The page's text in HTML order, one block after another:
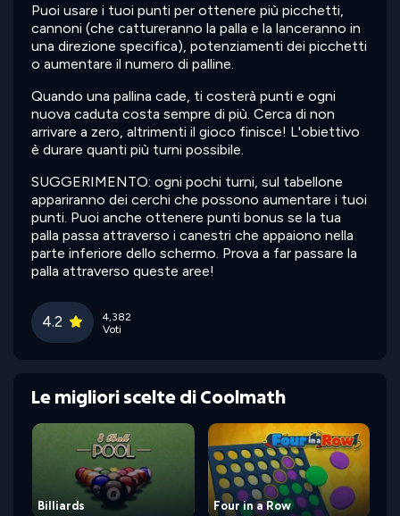
Puoi usare i tuoi punti per ottenere più picchetti,
cannoni (che cattureranno la palla e la lanceranno in
una direzione specifica), potenziamenti dei picchetti
o aumentare il numero di palline.
Quando una pallina cade, ti costerà punti e ogni
nuova caduta costa sempre di più. Cerca di non
arrivare a zero, altrimenti il gioco finisce! L'obiettivo
è durare quanti più turni possibile.
SUGGERIMENTO: ogni pochi turni, sul tabellone
appariranno dei cerchi che possono aumentare i tuoi
punti. Puoi anche ottenere punti bonus se la tua
palla passa attraverso i canestri che appaiono nella
parte inferiore dello schermo. Prova a far passare la
palla attraverso queste aree!
4.2
4,382
Voti
Le migliori scelte di Coolmath
Billiards Four in a Row